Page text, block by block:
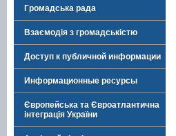
Громадська рада
Взаємодія з громадськістю
Доступ к публичной информации
Информационные ресурсы
Європейська та Євроатлантична
інтеграція України